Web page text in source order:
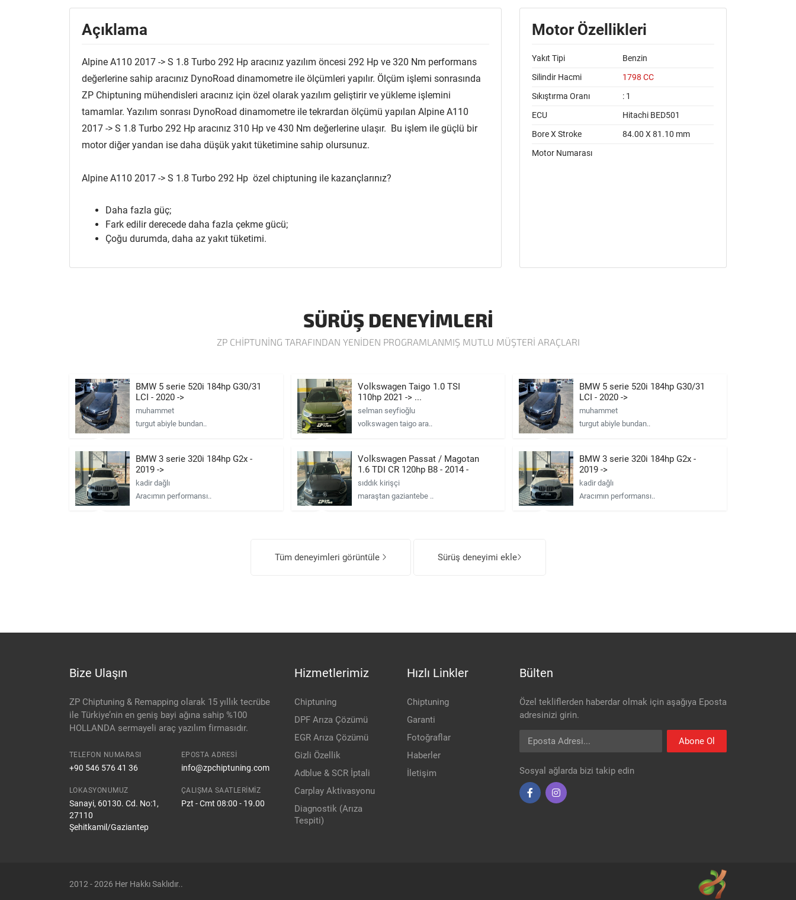
Açıklama
Alpine A110 2017 -> S 1.8 Turbo 292 Hp aracınız yazılım öncesi 292 Hp ve 320 Nm performans
değerlerine sahip aracınız DynoRoad dinamometre ile ölçümleri yapılır. Ölçüm işlemi sonrasında
ZP Chiptuning mühendisleri aracınız için özel olarak yazılım geliştirir ve yükleme işlemini
tamamlar. Yazılım sonrası DynoRoad dinamometre ile tekrardan ölçümü yapılan Alpine A110
2017 -> S 1.8 Turbo 292 Hp aracınız 310 Hp ve 430 Nm değerlerine ulaşır. Bu işlem ile güçlü bir
motor diğer yandan ise daha düşük yakıt tüketimine sahip olursunuz.
Alpine A110 2017 -> S 1.8 Turbo 292 Hp özel chiptuning ile kazançlarınız?
Daha fazla güç;
Fark edilir derecede daha fazla çekme gücü;
Çoğu durumda, daha az yakıt tüketimi.
Motor Özellikleri
Yakıt Tipi
Benzin
Silindir Hacmi
1798 CC
Sıkıştırma Oranı
: 1
ECU
Hitachi BED501
Bore X Stroke
84.00 X 81.10 mm
Motor Numarası
SÜRÜŞ DENEYIMLERI
ZP CHIPTUNING TARAFINDAN YENIDEN PROGRAMLANMIŞ MUTLU MÜŞTERI ARAÇLARI
BMW 5 serie 520i 184hp G30/31
LCI - 2020 ->
muhammet
turgut abiyle bundan..
BMW 3 serie 320i 184hp G2x -
2019 ->
kadir dağlı
Aracımın performansı..
Volkswagen Taigo 1.0 TSI
110hp 2021 -> ...
selman seyfioğlu
volkswagen taigo ara..
Volkswagen Passat / Magotan
1.6 TDI CR 120hp B8 - 2014 -
2019
sıddık kirişçi
maraştan gaziantebe ..
BMW 5 serie 520i 184hp G30/31
LCI - 2020 ->
muhammet
turgut abiyle bundan..
BMW 3 serie 320i 184hp G2x -
2019 ->
kadir dağlı
Aracımın performansı..
Tüm deneyimleri görüntüle Sürüş deneyimi ekle
Bize Ulaşın
ZP Chiptuning & Remapping olarak 15 yıllık tecrübe
ile Türkiye’nin en geniş bayi ağına sahip %100
HOLLANDA sermayeli araç yazılım firmasıdır.
TELEFON NUMARASI
+90 546 576 41 36
EPOSTA ADRESI
info@zpchiptuning.com
LOKASYONUMUZ
Sanayi, 60130. Cd. No:1,
27110
Şehitkamil/Gaziantep
ÇALIŞMA SAATLERIMIZ
Pzt - Cmt 08:00 - 19.00
Hizmetlerimiz
Chiptuning
DPF Arıza Çözümü
EGR Arıza Çözümü
Gizli Özellik
Adblue & SCR İptali
Carplay Aktivasyonu
Diagnostik (Arıza
Tespiti)
Hızlı Linkler
Chiptuning
Garanti
Fotoğraflar
Haberler
İletişim
Bülten
Özel tekliflerden haberdar olmak için aşağıya Eposta
adresinizi girin.
Eposta Adresi
Abone Ol
Sosyal ağlarda bizi takip edin
2012 - 2026 Her Hakkı Saklıdır..